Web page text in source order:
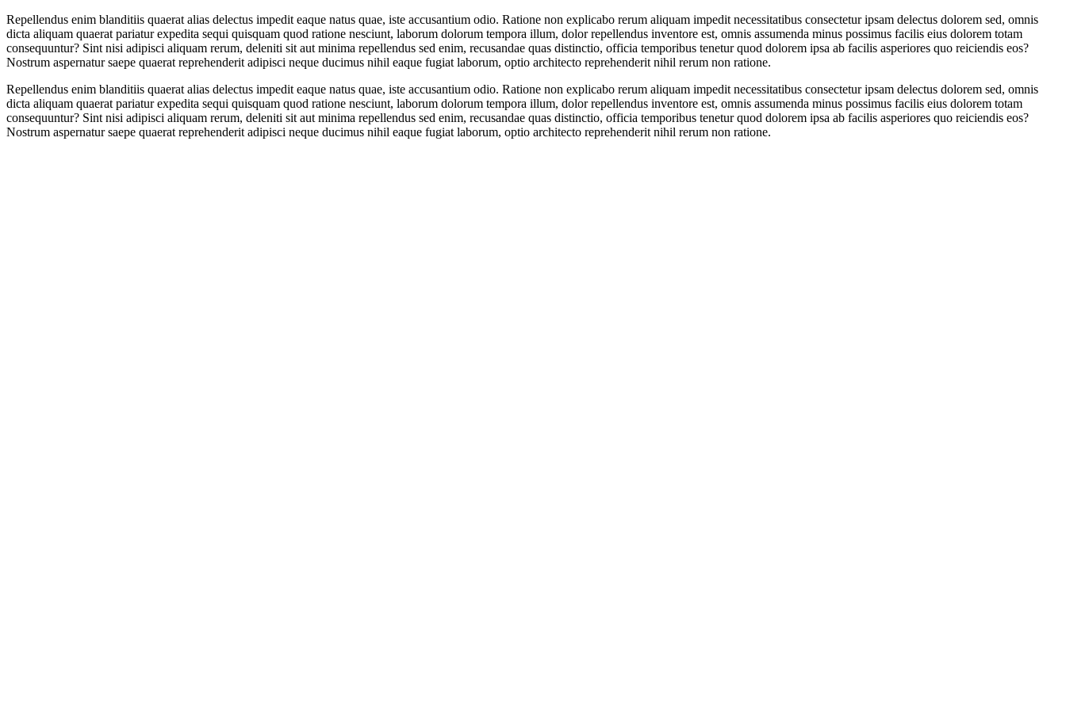
Repellendus enim blanditiis quaerat alias delectus impedit eaque natus quae, iste accusantium odio. Ratione non explicabo rerum aliquam impedit necessitatibus consectetur ipsam delectus dolorem sed, omnis
dicta aliquam quaerat pariatur expedita sequi quisquam quod ratione nesciunt, laborum dolorum tempora illum, dolor repellendus inventore est, omnis assumenda minus possimus facilis eius dolorem totam
consequuntur? Sint nisi adipisci aliquam rerum, deleniti sit aut minima repellendus sed enim, recusandae quas distinctio, officia temporibus tenetur quod dolorem ipsa ab facilis asperiores quo reiciendis eos?
Nostrum aspernatur saepe quaerat reprehenderit adipisci neque ducimus nihil eaque fugiat laborum, optio architecto reprehenderit nihil rerum non ratione.
Repellendus enim blanditiis quaerat alias delectus impedit eaque natus quae, iste accusantium odio. Ratione non explicabo rerum aliquam impedit necessitatibus consectetur ipsam delectus dolorem sed, omnis
dicta aliquam quaerat pariatur expedita sequi quisquam quod ratione nesciunt, laborum dolorum tempora illum, dolor repellendus inventore est, omnis assumenda minus possimus facilis eius dolorem totam
consequuntur? Sint nisi adipisci aliquam rerum, deleniti sit aut minima repellendus sed enim, recusandae quas distinctio, officia temporibus tenetur quod dolorem ipsa ab facilis asperiores quo reiciendis eos?
Nostrum aspernatur saepe quaerat reprehenderit adipisci neque ducimus nihil eaque fugiat laborum, optio architecto reprehenderit nihil rerum non ratione.